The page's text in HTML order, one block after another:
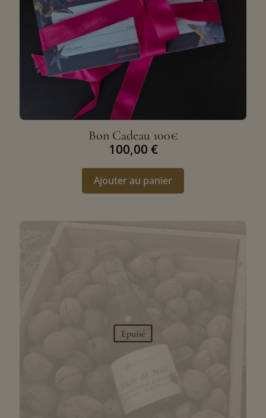
Bon Cadeau 100€
100,00 €
Ajouter au panier
Epuisé